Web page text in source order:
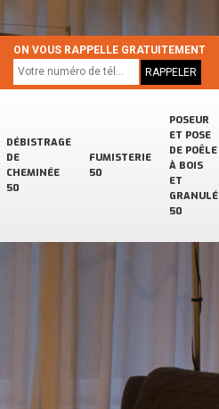
DÉBISTRAGE
DE
CHEMINÉE
50
FUMISTERIE
50
POSEUR
ET POSE
DE POÊLE
À BOIS
ET
GRANULÉ
50
ON VOUS RAPPELLE GRATUITEMENT